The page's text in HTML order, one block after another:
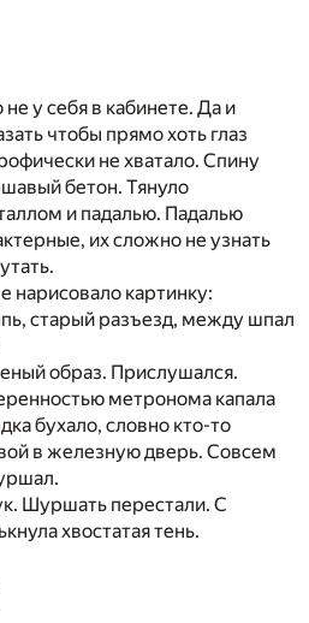
у себя в кабинете. Да и
чтобы прямо хоть глаз
не хватало. Спину
бетон. Тянуло
и падалью. Падалью
их сложно не узнать
нарисовало картинку:
старый разъезд, между шпал
образ. Прислушался.
метронома капала
бухало, словно кто-то
в железную дверь. Совсем
Шуршать перестали. С
хвостатая тень.